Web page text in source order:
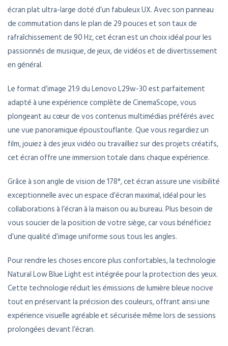
écran plat ultra-large doté d’un fabuleux UX. Avec son panneau
de commutation dans le plan de 29 pouces et son taux de
rafraîchissement de 90 Hz, cet écran est un choix idéal pour les
passionnés de musique, de jeux, de vidéos et de divertissement
en général.
Le format d’image 21:9 du Lenovo L29w-30 est parfaitement
adapté à une expérience complète de CinemaScope, vous
plongeant au cœur de vos contenus multimédias préférés avec
une vue panoramique époustouflante. Que vous regardiez un
film, jouiez à des jeux vidéo ou travailliez sur des projets créatifs,
cet écran offre une immersion totale dans chaque expérience.
Grâce à son angle de vision de 178°, cet écran assure une visibilité
exceptionnelle avec un espace d’écran maximal, idéal pour les
collaborations à l’écran à la maison ou au bureau. Plus besoin de
vous soucier de la position de votre siège, car vous bénéficiez
d’une qualité d’image uniforme sous tous les angles.
Pour rendre les choses encore plus confortables, la technologie
Natural Low Blue Light est intégrée pour la protection des yeux.
Cette technologie réduit les émissions de lumière bleue nocive
tout en préservant la précision des couleurs, offrant ainsi une
expérience visuelle agréable et sécurisée même lors de sessions
prolongées devant l’écran.